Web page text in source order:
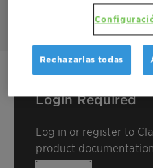
Login Required
Log in or register to
product
Rechazarlas todas